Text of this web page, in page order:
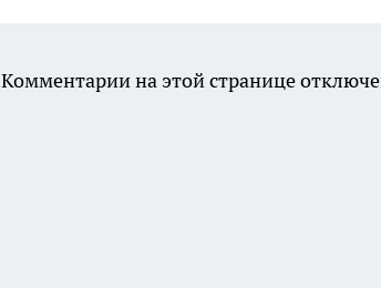
Комментарии на этой странице